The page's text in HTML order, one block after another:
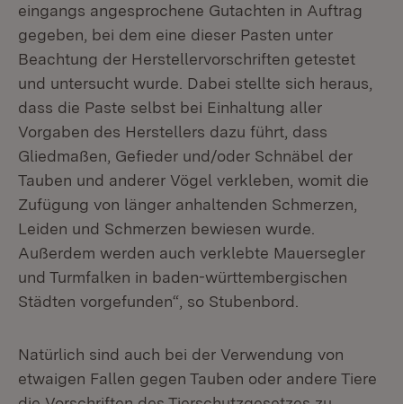
eingangs angesprochene Gutachten in Auftrag
gegeben, bei dem eine dieser Pasten unter
Beachtung der Herstellervorschriften getestet
und untersucht wurde. Dabei stellte sich heraus,
dass die Paste selbst bei Einhaltung aller
Vorgaben des Herstellers dazu führt, dass
Gliedmaßen, Gefieder und/oder Schnäbel der
Tauben und anderer Vögel verkleben, womit die
Zufügung von länger anhaltenden Schmerzen,
Leiden und Schmerzen bewiesen wurde.
Außerdem werden auch verklebte Mauersegler
und Turmfalken in baden-württembergischen
Städten vorgefunden“, so Stubenbord.
Natürlich sind auch bei der Verwendung von
etwaigen Fallen gegen Tauben oder andere Tiere